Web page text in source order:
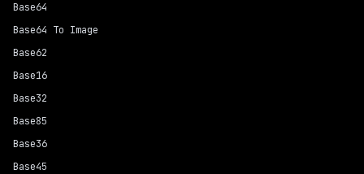
Base64
Base64 To Image
Base62
Base16
Base32
Base85
Base36
Base45